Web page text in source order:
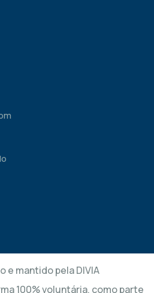
e mantido pela DIVIA
100% voluntária, como parte